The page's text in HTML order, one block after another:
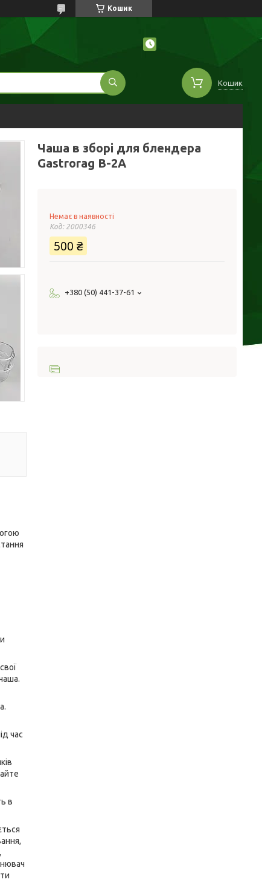
Кошик
Кошик
час
в
Чаша в зборі для блендера
Gastrorag B-2A
Немає в наявності
Код: 2000346
500 ₴
+380 (50) 441-37-61